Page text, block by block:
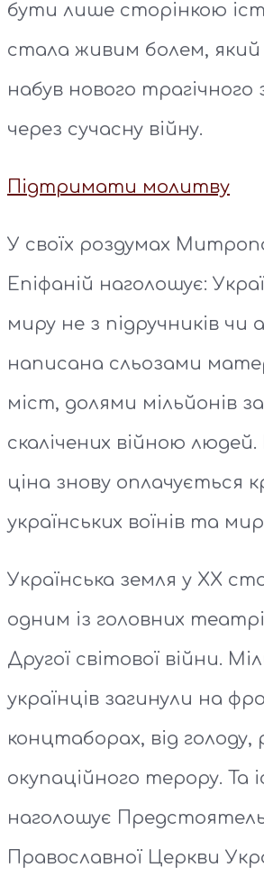
бути лише сторінкою
стала живим болем, який
набув нового трагічного
через сучасну війну.
Підтримати молитву
У своїх роздумах
Епіфаній наголошує:
миру не з підручників чи
написана сльозами
міст, долями мільйонів
скалічених війною людей.
ціна знову оплачується
українських воїнів та
Українська земля у ХХ
одним із головних
Другої світової війни.
українців загинули на
концтаборах, від голоду,
окупаційного терору. Та
наголошує
Православної Церкви